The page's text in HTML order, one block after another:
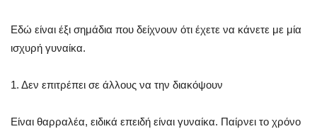
Εδώ είναι έξι σημάδια που δείχνουν ότι έχετε να κάνετε με μία
ισχυρή γυναίκα.
1. Δεν επιτρέπει σε άλλους να την διακόψουν
Είναι θαρραλέα, ειδικά επειδή είναι γυναίκα. Παίρνει το χρόνο